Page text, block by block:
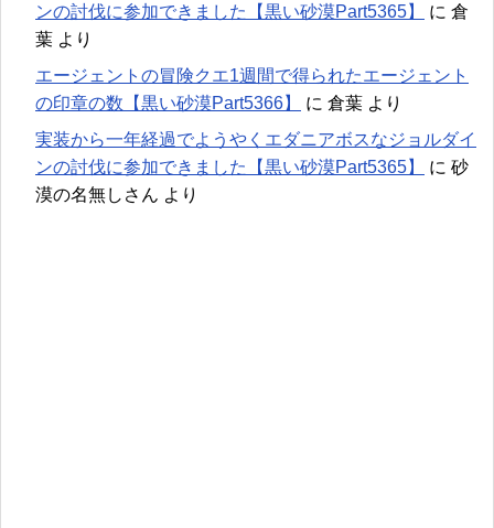
ンの討伐に参加できました【黒い砂漠Part5365】
に 倉
葉 より
エージェントの冒険クエ1週間で得られたエージェント
の印章の数【黒い砂漠Part5366】
に 倉葉 より
実装から一年経過でようやくエダニアボスなジョルダイ
ンの討伐に参加できました【黒い砂漠Part5365】
に 砂
漠の名無しさん より